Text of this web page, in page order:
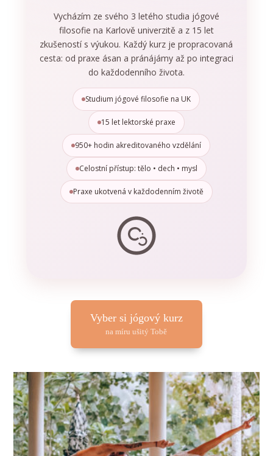
Vycházím ze svého 3 letého studia jógové
filosofie na Karlově univerzitě a z 15 let
zkušeností s výukou. Každý kurz je propracovaná
cesta: od praxe ásan a pránájámy až po integraci
do každodenního života.
Studium jógové filosofie na UK
15 let lektorské praxe
950+ hodin akreditovaného vzdělání
Celostní přístup: tělo • dech • mysl
Praxe ukotvená v každodenním životě
Vyber si jógový kurz
na míru ušitý Tobě